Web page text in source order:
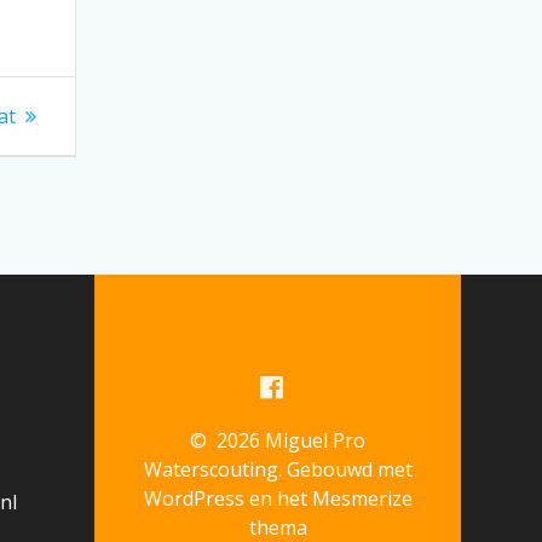
© 2026 Miguel Pro
Waterscouting. Gebouwd met
WordPress en het Mesmerize
thema